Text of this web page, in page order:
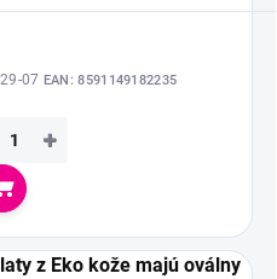
07 EAN: 8591149182235
+
Do košíka
z Eko kože majú oválny